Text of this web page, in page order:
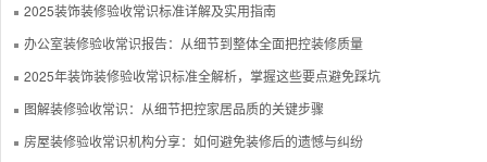
2025装饰装修验收常识标准详解及实用指南
办公室装修验收常识报告：从细节到整体全面把控装修质量
2025年装饰装修验收常识标准全解析，掌握这些要点避免踩坑
图解装修验收常识：从细节把控家居品质的关键步骤
房屋装修验收常识机构分享：如何避免装修后的遗憾与纠纷